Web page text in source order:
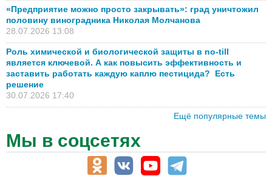
«Предприятие можно просто закрывать»: град уничтожил
половину виноградника Николая Молчанова
28.07.2026 13:08
Роль химической и биологической защиты в no-till
является ключевой. А как повысить эффективность и
заставить работать каждую каплю пестицида? Есть
решение
30.07.2026 17:40
Ещё популярные темы
Мы в соцсетях